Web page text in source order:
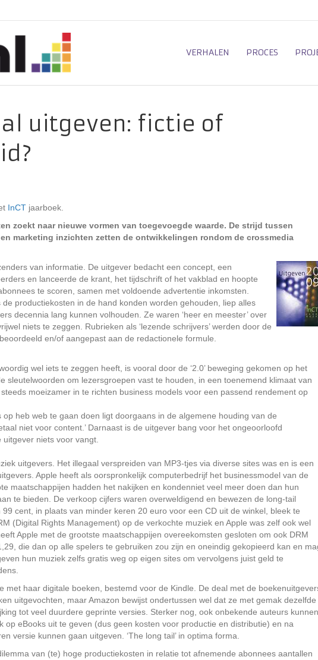
VERHALEN PROCES
uitgeven: fictie of
InCT jaarboek.
zoekt naar nieuwe vormen van toegevoegde waarde. De strijd tussen
marketing inzichten zetten de ontwikkelingen rondom de crossmedia
van informatie. De uitgever bedacht een concept, een
en lanceerde de krant, het tijdschrift of het vakblad en hoopte
te scoren, samen met voldoende advertentie inkomsten.
productiekosten in de hand konden worden gehouden, liep alles
decennia lang kunnen volhouden. Ze waren ‘heer en meester’ over
niets te zeggen. Rubrieken als ‘lezende schrijvers’ werden door de
en/of aangepast aan de redactionele formule.
wel iets te zeggen heeft, is vooral door de ‘2.0’ beweging gekomen op het
sleutelwoorden om lezersgroepen vast te houden, in een toenemend klimaat van
moeizamer in te richten business models voor een passend rendement op
heb web te gaan doen ligt doorgaans in de algemene houding van de
niet voor content.’ Darnaast is de uitgever bang voor het ongeoorloofd
niets voor vangt.
uitgevers. Het illegaal verspreiden van MP3-tjes via diverse sites was en is een
Apple heeft als oorspronkelijk computerbedrijf het businessmodel van de
maatschappijen hadden het nakijken en kondenniet veel meer doen dan hun
te bieden. De verkoop cijfers waren overweldigend en bewezen de long-tail
cent, in plaats van minder keren 20 euro voor een CD uit de winkel, bleek te
(Digital Rights Management) op de verkochte muziek en Apple was zelf ook wel
Apple met de grootste maatschappijen overeekomsten gesloten om ook DRM
die dan op alle spelers te gebruiken zou zijn en oneindig gekopieerd kan en
hun muziek zelfs gratis weg op eigen sites om vervolgens juist geld te
met haar digitale boeken, bestemd voor de Kindle. De deal met de
uitgevochten, maar Amazon bewijst ondertussen wel dat ze met gemak dezelfde
tot veel duurdere geprinte versies. Sterker nog, ook onbekende auteurs kunnen
op eBooks uit te geven (dus geen kosten voor productie en distributie) en na
versie kunnen gaan uitgeven. ‘The long tail’ in optima forma.
van (te) hoge productiekosten in relatie tot afnemende abonnees aantallen